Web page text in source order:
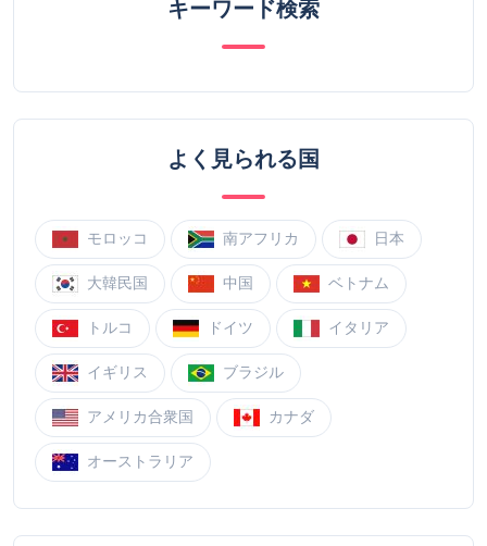
キーワード検索
よく見られる国
モロッコ 南アフリカ 日本
大韓民国 中国 ベトナム
トルコ ドイツ イタリア
イギリス ブラジル
アメリカ合衆国 カナダ
オーストラリア